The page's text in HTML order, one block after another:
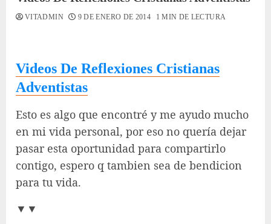
VITADMIN 9 DE ENERO DE 2014 1 MIN DE LECTURA
Videos De Reflexiones Cristianas
Adventistas
Esto es algo que encontré y me ayudo mucho
en mi vida personal, por eso no quería dejar
pasar esta oportunidad para compartirlo
contigo, espero q tambien sea de bendicion
para tu vida.
▼▼